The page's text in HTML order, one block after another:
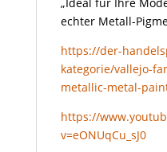
echter Metall-
https://der-
kategorie/vallejo-
metallic-metal-
https://
v=eONUqCu_sJ0